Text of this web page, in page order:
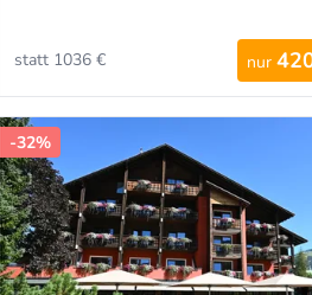
nur
statt 1036 €
-32%